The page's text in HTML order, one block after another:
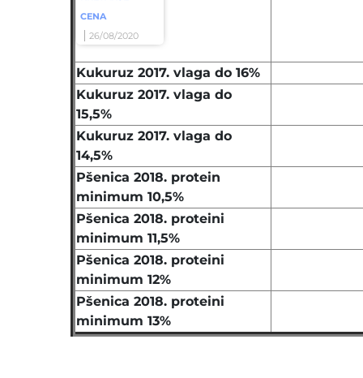
CENA
26/08/2020
Kukuruz 2017. vlaga do 16%
Kukuruz 2017. vlaga do
15,5%
Kukuruz 2017. vlaga do
14,5%
Pšenica 2018. protein
minimum 10,5%
Pšenica 2018. proteini
minimum 11,5%
Pšenica 2018. proteini
minimum 12%
Pšenica 2018. proteini
minimum 13%